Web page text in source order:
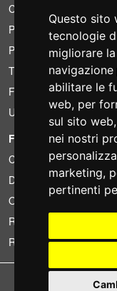
Questo sito
tecnologie
migliorare
abilitare le
web, per
sul sito web,
nei nostri
marketing,
pertinenti
Condizioni di noleggio
Preventivi
Pacchetti risparmio
Trovato a meno?
Finanziamento
Usato
FOTOCOLOMBO.IT
Chi siamo
Dove siamo
Orari di negozio
Recensioni su
Recensioni su Google
Copyright ©